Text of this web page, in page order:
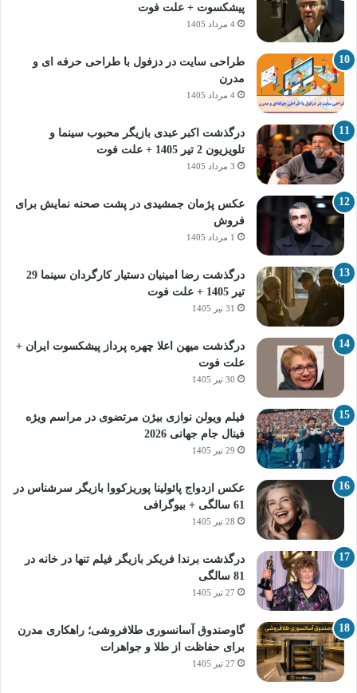
پیشکسوت + علت فوت
4 مرداد 1405
طراحی سایت در دزفول با طراحی حرفه‌ ای و
مدرن
4 مرداد 1405
درگذشت اکبر عبدی بازیگر محبوب سینما و
تلویزیون 2 تیر 1405 + علت فوت
3 مرداد 1405
عکس پژمان جمشیدی در پشت صحنه نمایش برای
فروش
1 مرداد 1405
درگذشت رضا امینیان دستیار کارگردان سینما 29
تیر 1405 + علت فوت
31 تیر 1405
درگذشت میهن اعلا چهره پرداز پیشکسوت ایران +
علت فوت
30 تیر 1405
فیلم ویولن نوازی بیژن مرتضوی در مراسم ویژه
فینال جام جهانی 2026
29 تیر 1405
عکس ازدواج پائولینا پوریزکووا بازیگر سرشناس در
61 سالگی + بیوگرافی
28 تیر 1405
درگذشت برندا فریکر بازیگر فیلم تنها در خانه در
81 سالگی
27 تیر 1405
گاوصندوق آسانسوری طلافروشی؛ راهکاری مدرن
برای حفاظت از طلا و جواهرات
27 تیر 1405